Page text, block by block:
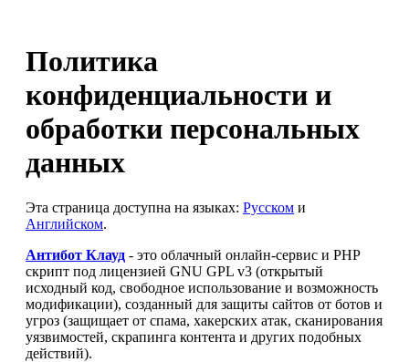
Политика
конфиденциальности и
обработки персональных
данных
Эта страница доступна на языках: Русском и
Английском.
Антибот Клауд - это облачный онлайн-сервис и PHP
скрипт под лицензией GNU GPL v3 (открытый
исходный код, свободное использование и возможность
модификации), созданный для защиты сайтов от ботов и
угроз (защищает от спама, хакерских атак, сканирования
уязвимостей, скрапинга контента и других подобных
действий).